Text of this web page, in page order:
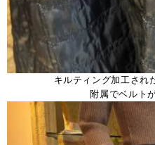
キルティング加工され
附属でベルト